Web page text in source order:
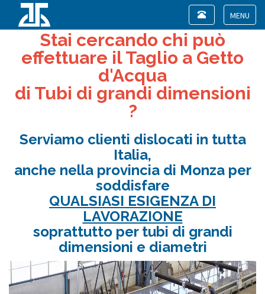
Toggle
Toggle
navigation
Stai cercando chi può
effettuare il Taglio a Getto
d'Acqua
di Tubi di grandi dimensioni
?
Serviamo clienti dislocati in tutta
Italia,
anche nella provincia di Monza per
soddisfare
QUALSIASI ESIGENZA DI
LAVORAZIONE
soprattutto per tubi di grandi
dimensioni e diametri